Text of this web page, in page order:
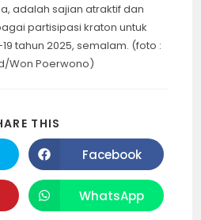
adalah sajian atraktif dan
partisipasi kraton untuk
tahun 2025, semalam. (foto :
Won Poerwono)
THIS
Opens
in
a
new
window
Facebook
Opens
in
WhatsApp